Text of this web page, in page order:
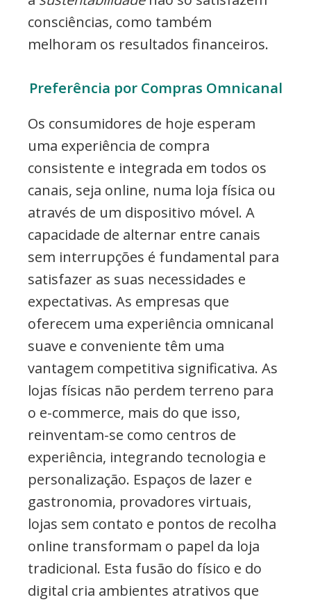
consciências, como também
melhoram os resultados financeiros.
Preferência por Compras Omnicanal
Os consumidores de hoje esperam
uma experiência de compra
consistente e integrada em todos os
canais, seja online, numa loja física ou
através de um dispositivo móvel. A
capacidade de alternar entre canais
sem interrupções é fundamental para
satisfazer as suas necessidades e
expectativas. As empresas que
oferecem uma experiência omnicanal
suave e conveniente têm uma
vantagem competitiva significativa. As
lojas físicas não perdem terreno para
o e-commerce, mais do que isso,
reinventam-se como centros de
experiência, integrando tecnologia e
personalização. Espaços de lazer e
gastronomia, provadores virtuais,
lojas sem contato e pontos de recolha
online transformam o papel da loja
tradicional. Esta fusão do físico e do
digital cria ambientes atrativos que